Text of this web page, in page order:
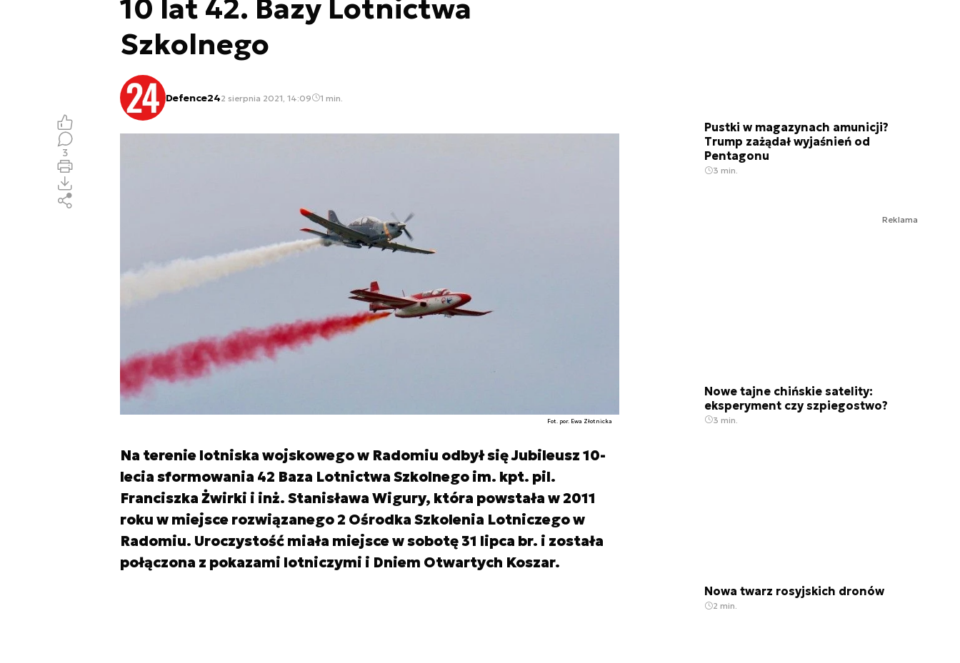
10 lat 42. Bazy Lotnictwa
Szkolnego
Defence242 sierpnia 2021, 14:09 1 min.
Fot. por. Ewa Złotnicka
Na terenie lotniska wojskowego w Radomiu odbył się Jubileusz 10-
lecia sformowania 42 Baza Lotnictwa Szkolnego im. kpt. pil.
Franciszka Żwirki i inż. Stanisława Wigury, która powstała w 2011
roku w miejsce rozwiązanego 2 Ośrodka Szkolenia Lotniczego w
Radomiu. Uroczystość miała miejsce w sobotę 31 lipca br. i została
połączona z pokazami lotniczymi i Dniem Otwartych Koszar.
3
Pustki w magazynach amunicji?
Trump zażądał wyjaśnień od
Pentagonu
3 min.
Reklama
Nowe tajne chińskie satelity:
eksperyment czy szpiegostwo?
3 min.
Nowa twarz rosyjskich dronów
2 min.